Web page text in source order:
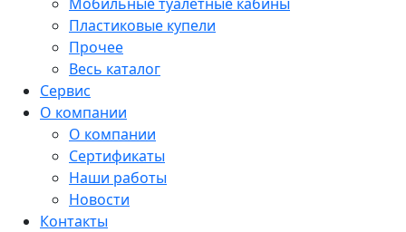
Пластиковые купели
Прочее
Весь каталог
Сервис
О компании
О компании
Сертификаты
Наши работы
Новости
Контакты